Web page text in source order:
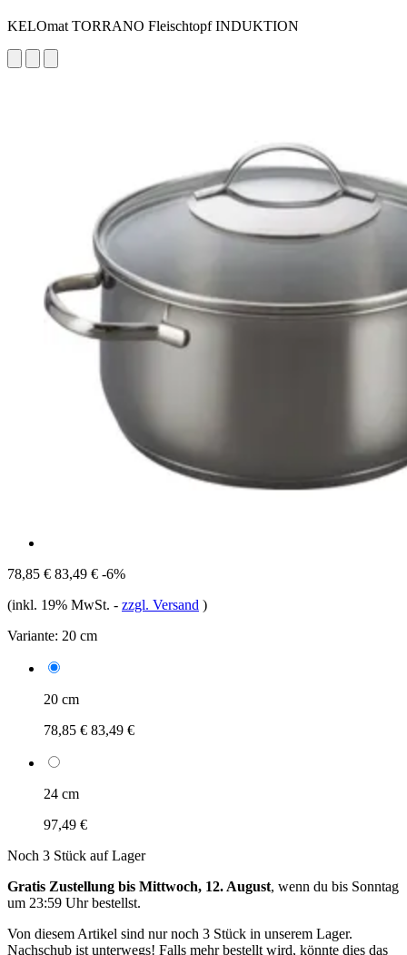
KELOmat TORRANO Fleischtopf INDUKTION
78,85 € 83,49 € -6%
(inkl. 19% MwSt. - zzgl. Versand )
Variante: 20 cm
20 cm
78,85 € 83,49 €
24 cm
97,49 €
Noch 3 Stück auf Lager
Gratis Zustellung bis Mittwoch, 12. August, wenn du bis Sonntag
um 23:59 Uhrbestellst.
Von diesem Artikel sind nur noch 3 Stück in unserem Lager.
Nachschub ist unterwegs! Falls mehr bestellt wird, könnte dies das